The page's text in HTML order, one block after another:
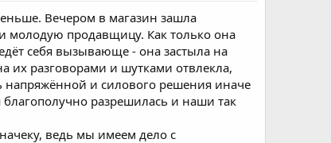
Вечером в магазин зашла
молодую продавщицу. Как только она
себя вызывающе - она застыла на
их разговорами и шутками отвлекла,
напряжённой и силового решения иначе
разрешилась и наши так
ведь мы имеем дело с